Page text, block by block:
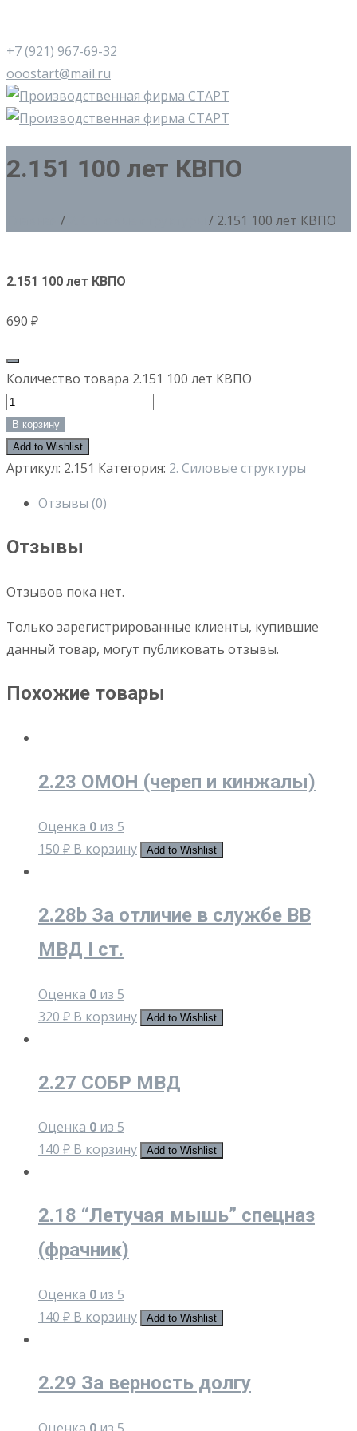
+7 (921) 967-69-32
ooostart@mail.ru
2.151 100 лет КВПО
/ / 2.151 100 лет КВПО
2.151 100 лет КВПО
690 ₽
Количество товара 2.151 100 лет КВПО
В корзину
Add to Wishlist
Артикул: 2.151 Категория: 2. Силовые структуры
Отзывы (0)
Отзывы
Отзывов пока нет.
Только зарегистрированные клиенты, купившие
данный товар, могут публиковать отзывы.
Похожие товары
2.23 ОМОН (череп и кинжалы)
Оценка 0 из 5
150 ₽ В корзину Add to Wishlist
2.28b За отличие в службе ВВ
МВД I ст.
Оценка 0 из 5
320 ₽ В корзину Add to Wishlist
2.27 СОБР МВД
Оценка 0 из 5
140 ₽ В корзину Add to Wishlist
2.18 “Летучая мышь” спецназ
(фрачник)
Оценка 0 из 5
140 ₽ В корзину Add to Wishlist
2.29 За верность долгу